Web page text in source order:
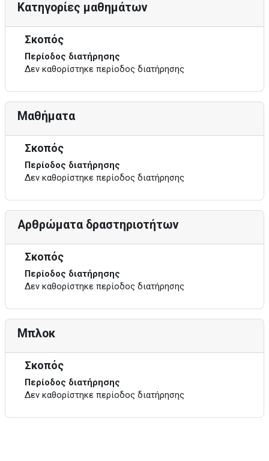
Κατηγορίες μαθημάτων
Σκοπός
Περίοδος διατήρησης
Δεν καθορίστηκε περίοδος διατήρησης
Μαθήματα
Σκοπός
Περίοδος διατήρησης
Δεν καθορίστηκε περίοδος διατήρησης
Αρθρώματα δραστηριοτήτων
Σκοπός
Περίοδος διατήρησης
Δεν καθορίστηκε περίοδος διατήρησης
Μπλοκ
Σκοπός
Περίοδος διατήρησης
Δεν καθορίστηκε περίοδος διατήρησης